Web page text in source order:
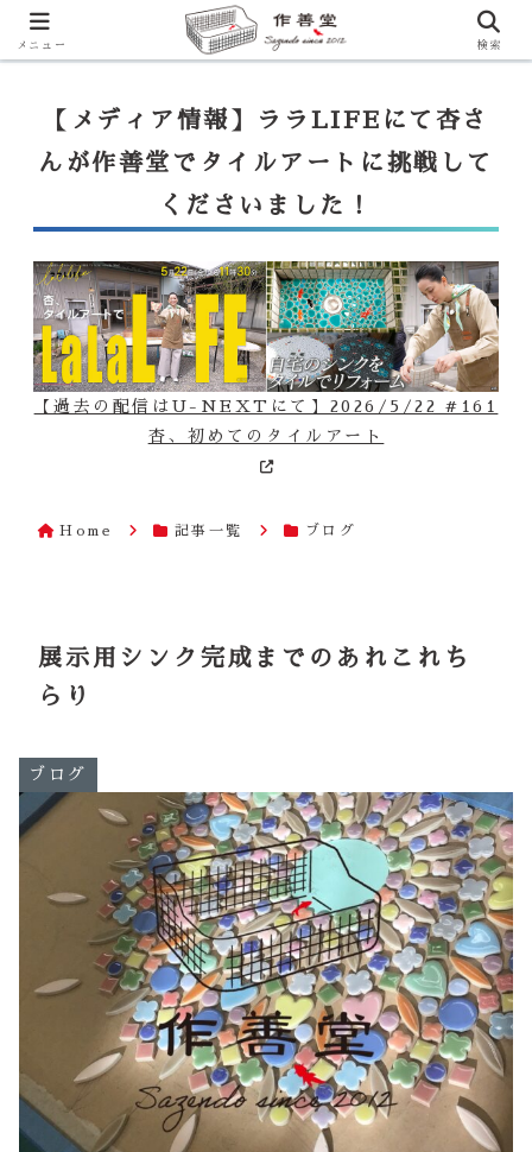
【ララLIFE】特注カウンター付シンク（40万円～）のお問合せはこ
一番下のフォームにご記入ください
【メディア情報】ララLIFEにて杏さ
んが作善堂でタイルアートに挑戦して
くださいました！
【過去の配信はU-NEXTにて】2026/5/22 #161
杏、初めてのタイルアート
Home 記事一覧 ブログ
展示用シンク完成までのあれこれち
らり
ブログ
メニュー 検索